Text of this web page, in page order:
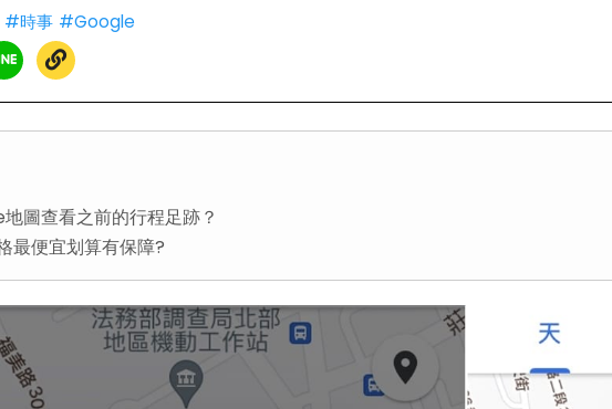
#時事 #Google
圖查看之前的行程足跡？
最便宜划算有保障?